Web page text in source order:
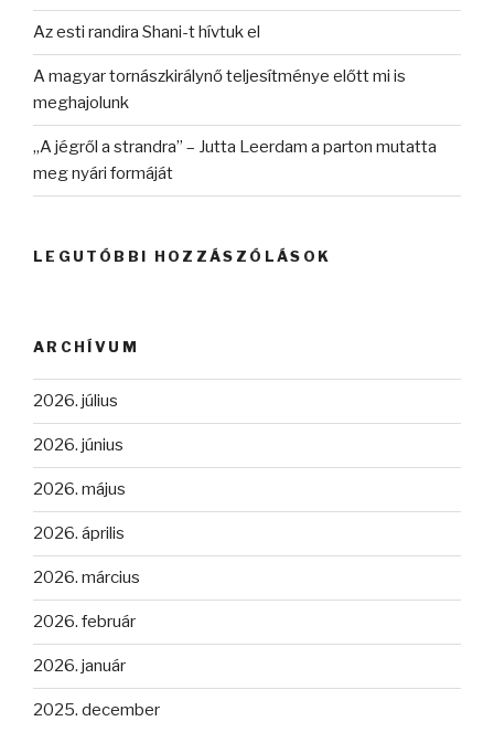
Az esti randira Shani-t hívtuk el
A magyar tornászkirálynő teljesítménye előtt mi is
meghajolunk
„A jégről a strandra” – Jutta Leerdam a parton mutatta
meg nyári formáját
LEGUTÓBBI HOZZÁSZÓLÁSOK
ARCHÍVUM
2026. július
2026. június
2026. május
2026. április
2026. március
2026. február
2026. január
2025. december